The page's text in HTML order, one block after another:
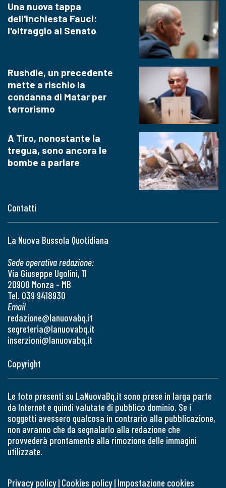
Contatti
La Nuova Bussola Quotidiana
Sede operativa redazione:
Via Giuseppe Ugolini, 11
20900 Monza - MB
Tel. 039 9418930
Email
redazione@lanuovabq.it
segreteria@lanuovabq.it
inserzioni@lanuovabq.it
Una nuova tappa
dell'inchiesta Fauci:
l'oltraggio al Senato
Rushdie, un precedente
mette a rischio la
condanna di Matar per
terrorismo
A Tiro, nonostante la
tregua, sono ancora le
bombe a parlare
Copyright
Le foto presenti su LaNuovaBq.it sono prese in larga parte
da Internet e quindi valutate di pubblico dominio. Se i
soggetti avessero qualcosa in contrario alla pubblicazione,
non avranno che da segnalarlo alla redazione che
provvederà prontamente alla rimozione delle immagini
utilizzate.
Privacy policy| Cookies policy| Impostazione cookies